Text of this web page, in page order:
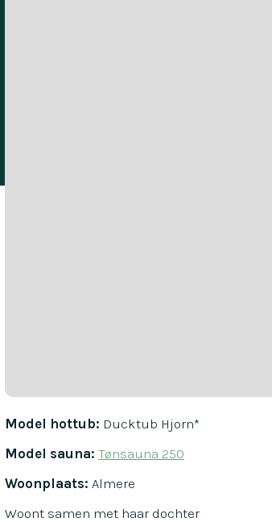
Model hottub: Ducktub Hjorn*
Model sauna: Tønsauna 250
Woonplaats: Almere
Woont samen met haar dochter